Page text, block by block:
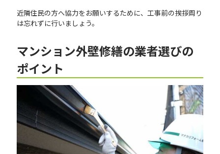
近隣住民の方へ協力をお願いするために、工事前の挨拶周り
は忘れずに行いましょう。
マンション外壁修繕の業者選びの
ポイント